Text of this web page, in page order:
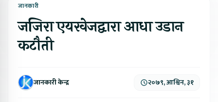
जानकारी
जजिरा एयरवेजद्वारा आधा उडान
कटौती
जानकारी केन्द्र २०७९, आश्विन, ३१